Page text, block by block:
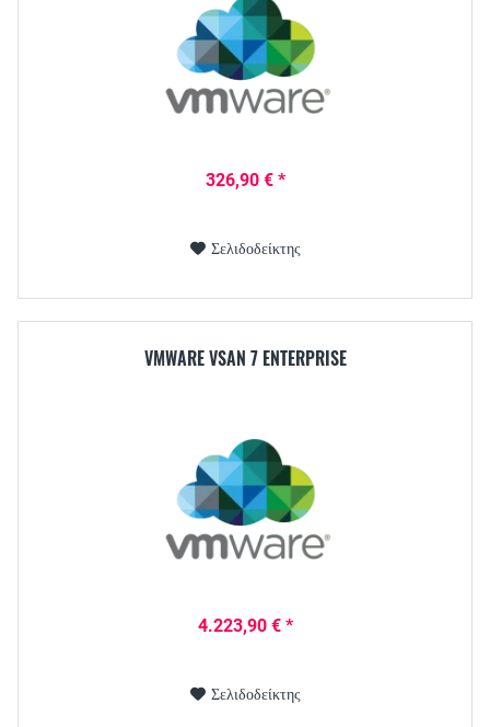
326,90 € *
Σελιδοδείκτης
VMWARE VSAN 7 ENTERPRISE
4.223,90 € *
Σελιδοδείκτης